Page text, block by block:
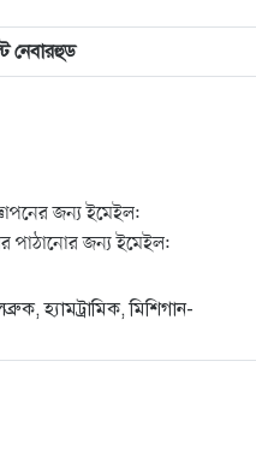
৫ অঞ্চলে মিশন বন্ধ করছে
বনভোজনে প্রাণের উচ্ছ্বাস
আল-সাইয়েদকে হারাতে
এআইপ্যাক
প্রেস ব্রিফিং
থাকছেন সাকিব আল
নেবারহুড
জন্য ইমেইল:
জন্য ইমেইল:
হ্যামট্রামিক, মিশিগান-